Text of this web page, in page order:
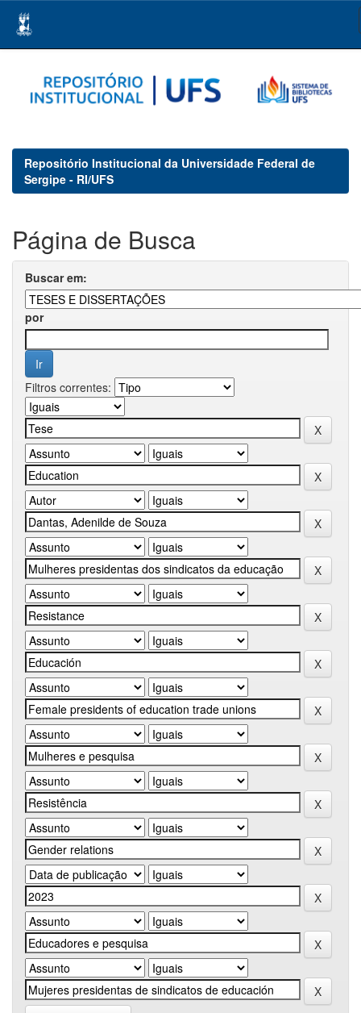
navigation
Repositório Institucional da Universidade Federal de
Sergipe - RI/UFS
Página de Busca
Buscar em:
por
Filtros correntes: